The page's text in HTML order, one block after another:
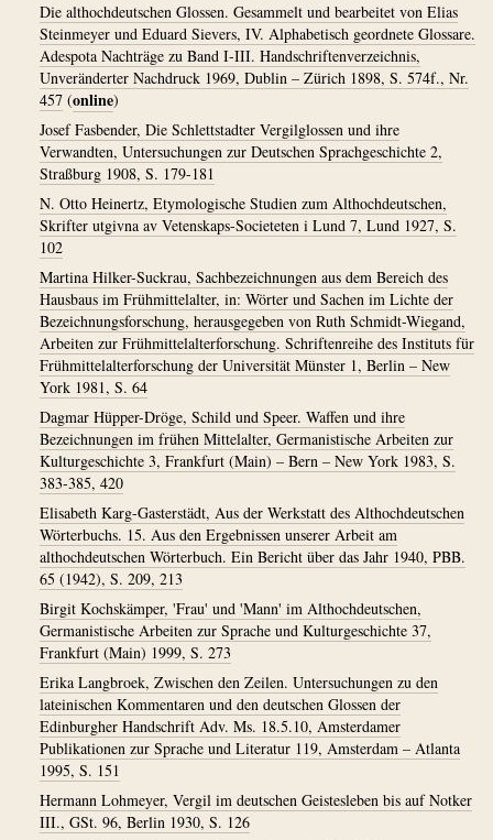
Die althochdeutschen Glossen. Gesammelt und bearbeitet von Elias
Steinmeyer und Eduard Sievers, IV. Alphabetisch geordnete Glossare.
Adespota Nachträge zu Band I-III. Handschriftenverzeichnis,
Unveränderter Nachdruck 1969, Dublin – Zürich 1898, S. 574f., Nr.
457 (online)
Josef Fasbender, Die Schlettstadter Vergilglossen und ihre
Verwandten, Untersuchungen zur Deutschen Sprachgeschichte 2,
Straßburg 1908, S. 179-181
N. Otto Heinertz, Etymologische Studien zum Althochdeutschen,
Skrifter utgivna av Vetenskaps-Societeten i Lund 7, Lund 1927, S.
102
Martina Hilker-Suckrau, Sachbezeichnungen aus dem Bereich des
Hausbaus im Frühmittelalter, in: Wörter und Sachen im Lichte der
Bezeichnungsforschung, herausgegeben von Ruth Schmidt-Wiegand,
Arbeiten zur Frühmittelalterforschung. Schriftenreihe des Instituts für
Frühmittelalterforschung der Universität Münster 1, Berlin – New
York 1981, S. 64
Dagmar Hüpper-Dröge, Schild und Speer. Waffen und ihre
Bezeichnungen im frühen Mittelalter, Germanistische Arbeiten zur
Kulturgeschichte 3, Frankfurt (Main) – Bern – New York 1983, S.
383-385, 420
Elisabeth Karg-Gasterstädt, Aus der Werkstatt des Althochdeutschen
Wörterbuchs. 15. Aus den Ergebnissen unserer Arbeit am
althochdeutschen Wörterbuch. Ein Bericht über das Jahr 1940, PBB.
65 (1942), S. 209, 213
Birgit Kochskämper, 'Frau' und 'Mann' im Althochdeutschen,
Germanistische Arbeiten zur Sprache und Kulturgeschichte 37,
Frankfurt (Main) 1999, S. 273
Erika Langbroek, Zwischen den Zeilen. Untersuchungen zu den
lateinischen Kommentaren und den deutschen Glossen der
Edinburgher Handschrift Adv. Ms. 18.5.10, Amsterdamer
Publikationen zur Sprache und Literatur 119, Amsterdam – Atlanta
1995, S. 151
Hermann Lohmeyer, Vergil im deutschen Geistesleben bis auf Notker
III., GSt. 96, Berlin 1930, S. 126